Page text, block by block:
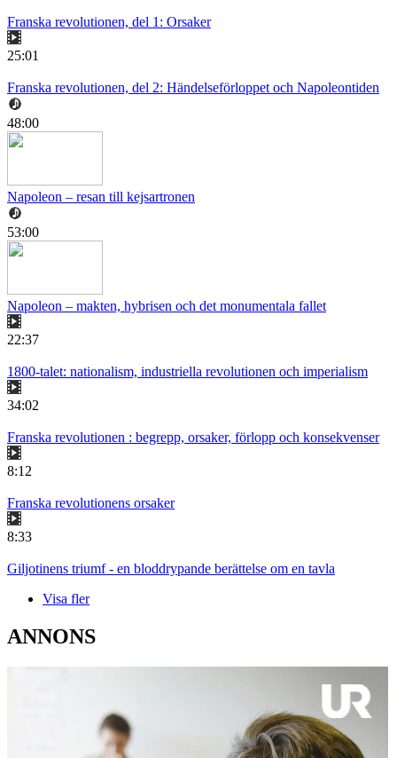
Franska revolutionen, del 1: Orsaker
25:01
Franska revolutionen, del 2: Händelseförloppet och Napoleontiden
48:00
Napoleon – resan till kejsartronen
53:00
Napoleon – makten, hybrisen och det monumentala fallet
22:37
1800-talet: nationalism, industriella revolutionen och imperialism
34:02
Franska revolutionen : begrepp, orsaker, förlopp och konsekvenser
8:12
Franska revolutionens orsaker
8:33
Giljotinens triumf - en bloddrypande berättelse om en tavla
Visa fler
ANNONS